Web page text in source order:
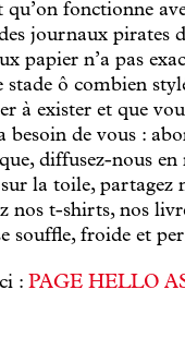
qu’on fonctionne
journaux pirates
papier n’a pas
ô combien
à exister et que
de vous :
diffusez-nous en
la toile, partagez
nos t-shirts, nos
souffle, froide et
: PAGE HELLO